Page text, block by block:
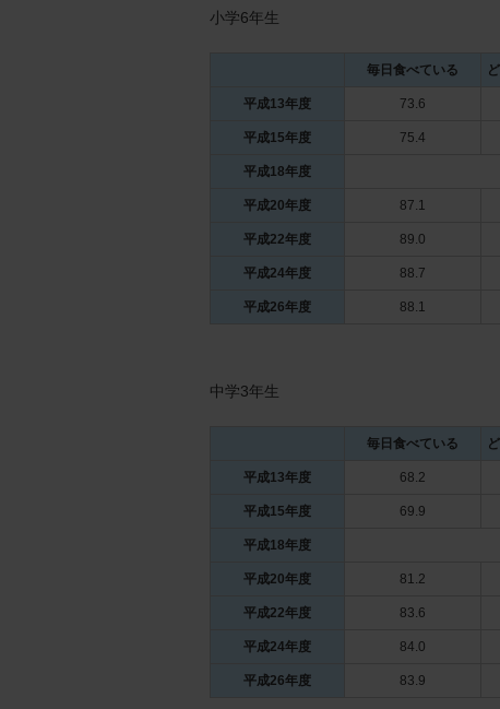
小学6年生
毎日食べている
平成13年度 73.6
平成15年度 75.4
平成18年度
平成20年度 87.1
平成22年度 89.0
平成24年度 88.7
平成26年度 88.1
中学3年生
毎日食べている
平成13年度 68.2
平成15年度 69.9
平成18年度
平成20年度 81.2
平成22年度 83.6
平成24年度 84.0
平成26年度 83.9